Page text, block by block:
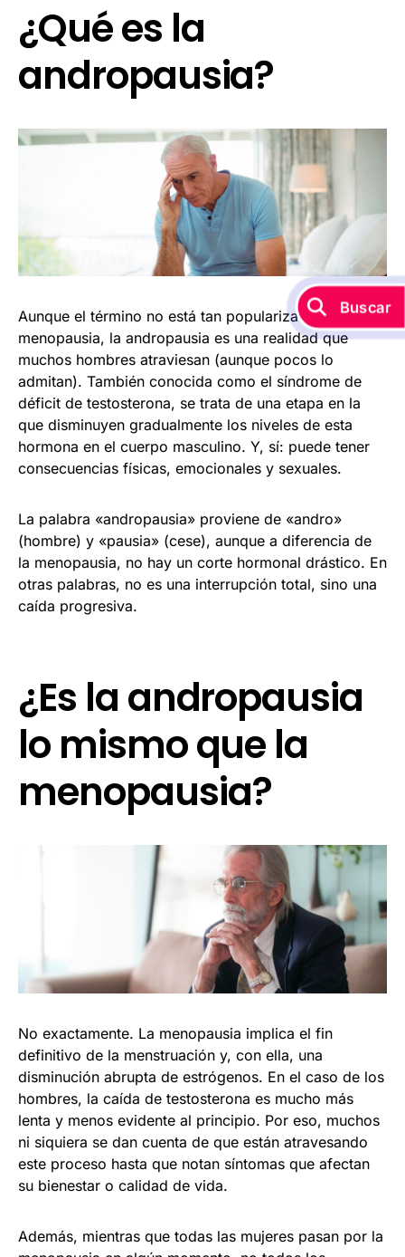
¿Qué es la
andropausia?
Aunque el término no está tan popularizado como la
menopausia, la andropausia es una realidad que
muchos hombres atraviesan (aunque pocos lo
admitan). También conocida como el síndrome de
déficit de testosterona, se trata de una etapa en la
que disminuyen gradualmente los niveles de esta
hormona en el cuerpo masculino. Y, sí: puede tener
consecuencias físicas, emocionales y sexuales.
La palabra «andropausia» proviene de «andro»
(hombre) y «pausia» (cese), aunque a diferencia de
la menopausia, no hay un corte hormonal drástico. En
otras palabras, no es una interrupción total, sino una
caída progresiva.
¿Es la andropausia
lo mismo que la
menopausia?
No exactamente. La menopausia implica el fin
definitivo de la menstruación y, con ella, una
disminución abrupta de estrógenos. En el caso de los
hombres, la caída de testosterona es mucho más
lenta y menos evidente al principio. Por eso, muchos
ni siquiera se dan cuenta de que están atravesando
este proceso hasta que notan síntomas que afectan
su bienestar o calidad de vida.
Además, mientras que todas las mujeres pasan por la